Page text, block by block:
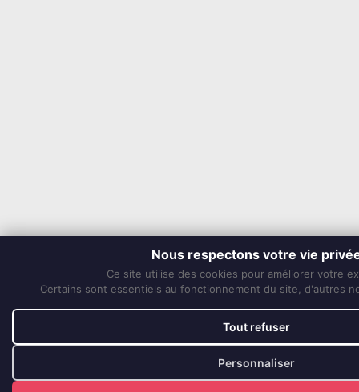
Nous respectons votre vie
Ce site utilise des cookies pour améliorer votre
Certains sont essentiels au fonctionnement du site, d'autres
Tout refuser
Personnaliser